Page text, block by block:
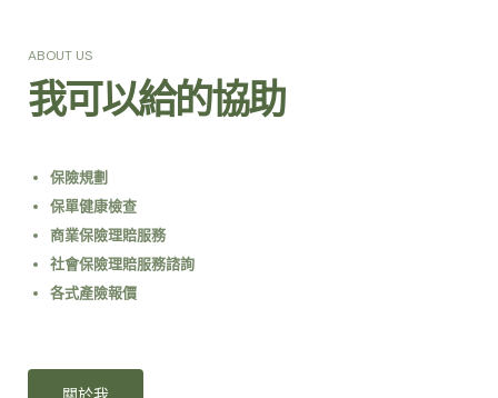
ABOUT US
我可以給的協助
保險規劃
保單健康檢查
商業保險理賠服務
社會保險理賠服務諮詢
各式產險報價